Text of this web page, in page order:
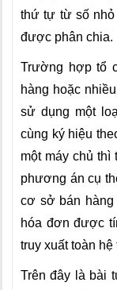
thứ tự từ số nhỏ
được phân chia.
Trường hợp tổ
hàng hoặc
sử dụng một
cùng ký hiệu
một máy chủ thì
phương án cụ
cơ sở bán
hóa đơn được
truy xuất toàn
Trên đây là bài